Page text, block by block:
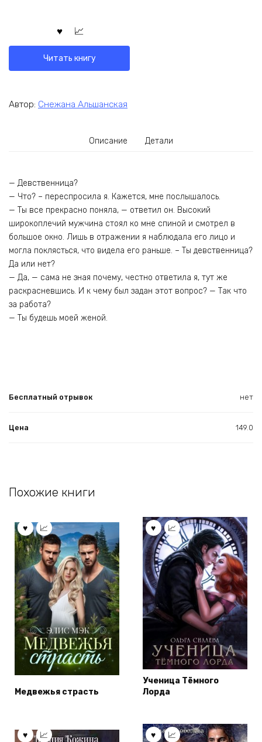
Читать книгу
Автор: Снежана Альшанская
Описание Детали
— Девственница?
— Что? – переспросила я. Кажется, мне послышалось.
— Ты все прекрасно поняла, — ответил он. Высокий
широкоплечий мужчина стоял ко мне спиной и смотрел в
большое окно. Лишь в отражении я наблюдала его лицо и
могла поклясться, что видела его раньше. – Ты девственница?
Да или нет?
— Да, — сама не зная почему, честно ответила я, тут же
раскрасневшись. И к чему был задан этот вопрос? — Так что
за работа?
— Ты будешь моей женой.
Бесплатный отрывок нет
Цена 149.0
Похожие книги
Медвежья страсть
Ученица Тёмного
Лорда